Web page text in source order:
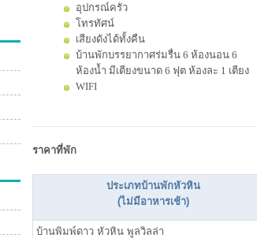
อุปกรณ์ครัว
โทรทัศน์
เสียงดังได้ทั้งคืน
บ้านพักบรรยากาศร่มรื่น 6 ห้องนอน 6
ห้องน้ำ มีเตียงขนาด 6 ฟุต ห้องละ 1 เตียง
WIFI
ราคาที่พัก
ประเภทบ้านพักหัวหิน
(ไม่มีอาหารเช้า)
บ้านพิมพ์ดาว หัวหิน พูลวิลล่า